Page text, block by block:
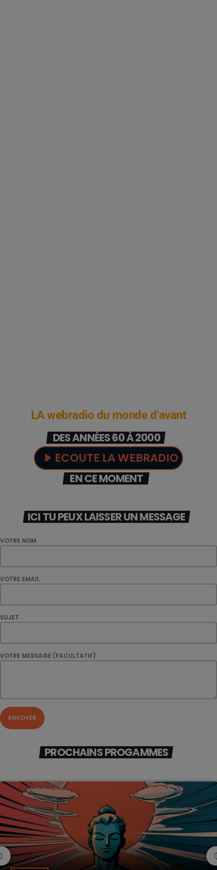
LA webradio du monde d’avant
DES ANNÉES 60 À 2000
play_arrow ECOUTE LA WEBRADIO
EN CE MOMENT
ICI TU PEUX LAISSER UN MESSAGE
VOTRE NOM
VOTRE EMAIL
SUJET
VOTRE MESSAGE (FACULTATIF)
PROCHAINS PROGAMMES